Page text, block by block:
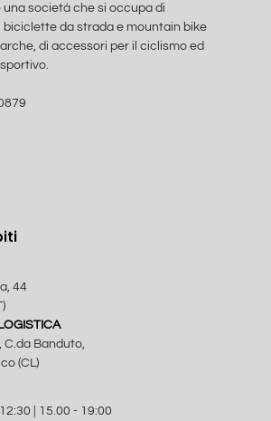
una società che si occupa di
biciclette da strada e mountain bike
di accessori per il ciclismo ed
44
C.da Banduto,
(CL)
| 15.00 - 19:00